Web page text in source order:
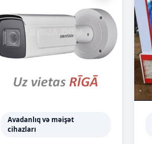
Avadanlıq və məişət
cihazları